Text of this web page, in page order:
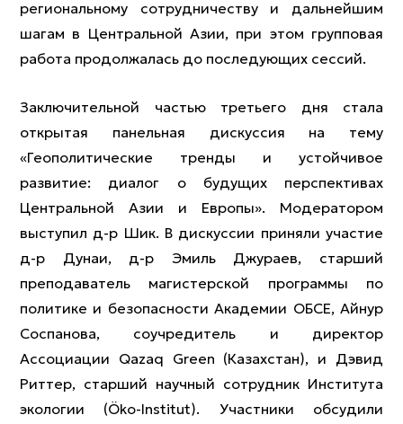
региональному сотрудничеству и дальнейшим
шагам в Центральной Азии, при этом групповая
работа продолжалась до последующих сессий.
Заключительной частью третьего дня стала
открытая панельная дискуссия на тему
«Геополитические тренды и устойчивое
развитие: диалог о будущих перспективах
Центральной Азии и Европы». Модератором
выступил д-р Шик. В дискуссии приняли участие
д-р Дунаи, д-р Эмиль Джураев, старший
преподаватель магистерской программы по
политике и безопасности Академии ОБСЕ, Айнур
Соспанова, соучредитель и директор
Ассоциации Qazaq Green (Казахстан), и Дэвид
Риттер, старший научный сотрудник Института
экологии (Öko-Institut). Участники обсудили